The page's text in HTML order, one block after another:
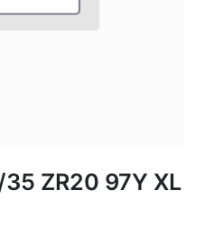
ZR20 97Y XL